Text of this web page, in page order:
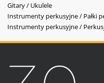
Gitary / Ukulele
Instrumenty perkusyjne / Pałki
Instrumenty perkusyjne /